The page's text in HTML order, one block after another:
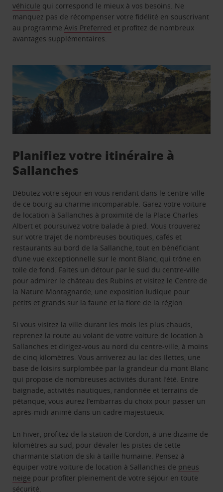
véhicule qui correspond le mieux à vos besoins. Ne
manquez pas de récompenser votre fidélité en souscrivant
au programme Avis Preferred et profitez de nombreux
avantages supplémentaires.
Planifiez votre itinéraire à
Sallanches
Débutez votre séjour en vous rendant dans le centre-ville
de ce bourg au charme incomparable. Garez votre voiture
de location à Sallanches à proximité de la Place Charles
Albert et poursuivez votre balade à pied. Vous trouverez
sur votre trajet de nombreuses boutiques, cafés et
restaurants au bord de la Sallanche, tout en bénéficiant
d’une vue exceptionnelle sur le mont Blanc, qui trône en
toile de fond. Faites un détour par le sud du centre-ville
pour admirer le château des Rubins et visitez le Centre de
la Nature Montagnarde, une exposition ludique pour
petits et grands sur la faune et la flore de la région.
Si vous visitez la ville durant les mois les plus chauds,
reprenez la route au volant de votre voiture de location à
Sallanches et dirigez-vous au nord du centre-ville, à moins
de cinq kilomètres. Vous arriverez au lac des Ilettes, une
base de loisirs surplombée par la grandeur du mont Blanc
qui propose de nombreuses activités durant l’été. Entre
baignade, activités nautiques, randonnée et terrains de
pétanque, vous aurez l’embarras du choix pour passer un
après-midi animé dans un cadre majestueux.
En hiver, profitez de la station de Cordon, à une dizaine de
kilomètres au sud, pour dévaler les pistes de cette
charmante station de ski à taille humaine. Pensez à
équiper votre voiture de location à Sallanches de pneus
neige pour profiter pleinement de votre séjour en toute
sécurité.